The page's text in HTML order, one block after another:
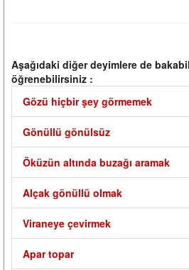
Aşağıdaki diğer deyimlere de
öğrenebilirsiniz :
Gözü hiçbir şey görmemek
Gönüllü gönülsüz
Öküzün altında buzağı aramak
Alçak gönüllü olmak
Viraneye çevirmek
Apar topar